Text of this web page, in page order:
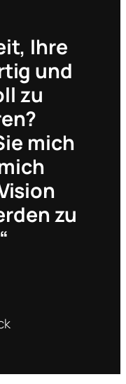
Ihre
und
zu
mich
zu